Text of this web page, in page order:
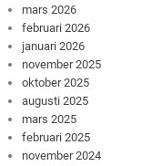
mars 2026
februari 2026
januari 2026
november 2025
oktober 2025
augusti 2025
mars 2025
februari 2025
november 2024